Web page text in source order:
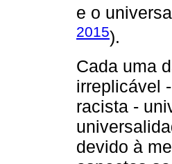
e o
2015).
Cada uma
irreplicável
racista -
devido à